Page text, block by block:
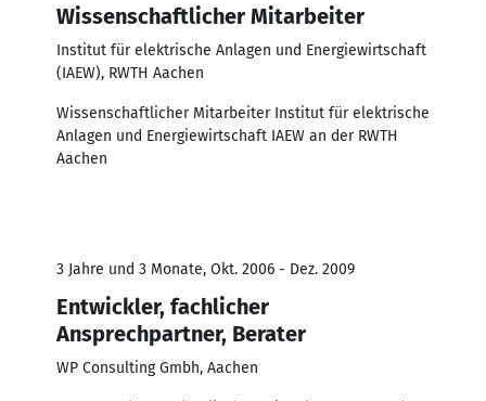
Wissenschaftlicher Mitarbeiter
Institut für elektrische Anlagen und Energiewirtschaft
(IAEW), RWTH Aachen
Wissenschaftlicher Mitarbeiter Institut für elektrische
Anlagen und Energiewirtschaft IAEW an der RWTH
Aachen
3 Jahre und 3 Monate, Okt. 2006 - Dez. 2009
Entwickler, fachlicher
Ansprechpartner, Berater
WP Consulting Gmbh, Aachen